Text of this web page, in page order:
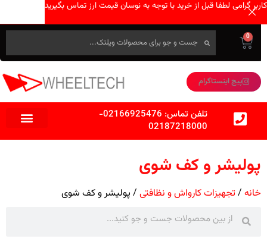
0
پیج اینستاگرام
تلفن تماس: 02166925476
-
02187218000
پولیشر و کف شوی
خانه تجهیزات کارواش و نظافتی پولیشر و کف شوی
کاربر گرامی لطفا قبل از خرید با توجه به نوسان قیمت ارز تماس بگیرید